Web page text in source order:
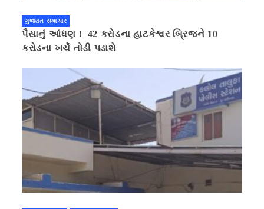
ગુજરાત સમાચાર
પૈસાનું આંધણ ! 42 કરોડના હાટકેશ્વર બ્રિજને 10
કરોડના ખર્ચે તોડી પડાશે